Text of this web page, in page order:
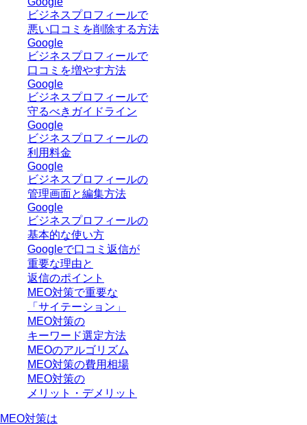
ビジネスプロフィールで
悪い口コミを削除する方法
Google
ビジネスプロフィールで
口コミを増やす方法
Google
ビジネスプロフィールで
守るべきガイドライン
Google
ビジネスプロフィールの
利用料金
Google
ビジネスプロフィールの
管理画面と編集方法
Google
ビジネスプロフィールの
基本的な使い方
Googleで口コミ返信が
重要な理由と
返信のポイント
MEO対策で重要な
「サイテーション」
MEO対策の
キーワード選定方法
MEOのアルゴリズム
MEO対策の費用相場
MEO対策の
メリット・デメリット
MEO対策は